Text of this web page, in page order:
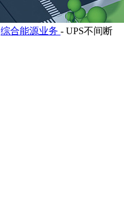
综合能源业务 - UPS不间断